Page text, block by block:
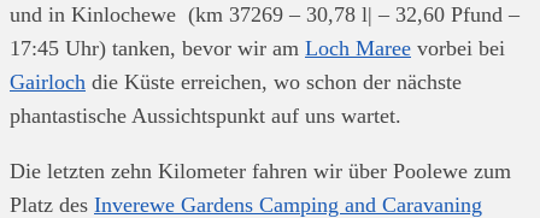
und in Kinlochewe (km 37269 – 30,78 l| – 32,60 Pfund –
17:45 Uhr) tanken, bevor wir am Loch Maree vorbei bei
Gairloch die Küste erreichen, wo schon der nächste
phantastische Aussichtspunkt auf uns wartet.
Die letzten zehn Kilometer fahren wir über Poolewe zum
Platz des Inverewe Gardens Camping and Caravaning